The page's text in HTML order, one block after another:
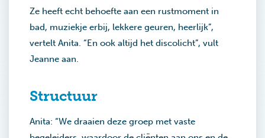
Ze heeft echt behoefte aan een rustmoment in
bad, muziekje erbij, lekkere geuren, heerlijk”,
vertelt Anita. “En ook altijd het discolicht”, vult
Jeanne aan.
Structuur
Anita: “We draaien deze groep met vaste